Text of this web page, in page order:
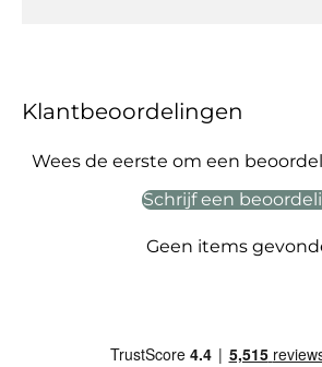
Klantbeoordelingen
Wees de eerste om een
Schrijf een
Geen items